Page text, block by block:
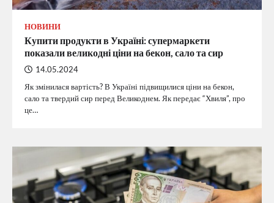
НОВИНИ
Купити продукти в Україні: супермаркети
показали великодні ціни на бекон, сало та сир
14.05.2024
Як змінилася вартість? В Україні підвищилися ціни на бекон,
сало та твердий сир перед Великоднем. Як передає “Хвиля”, про
це…